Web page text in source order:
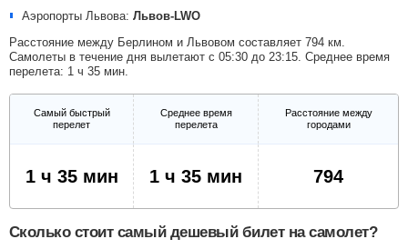
Аэропорты Львова: Львов-LWO
Расстояние между Берлином и Львовом составляет 794 км.
Самолеты в течение дня вылетают с 05:30 до 23:15. Среднее время
перелета: 1 ч 35 мин.
Самый быстрый
перелет
Среднее время
перелета
Расстояние между
городами
1 ч 35 мин 1 ч 35 мин 794
Сколько стоит самый дешевый билет на самолет?